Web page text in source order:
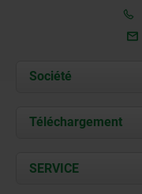
Société
À propos de nous
Contact
Téléchargement
Documents
SERVICE